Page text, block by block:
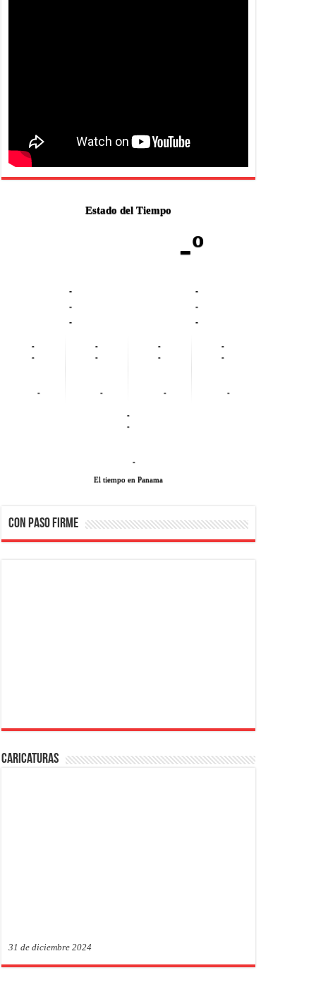
Estado del Tiempo
-º
-
-
-
-
-
-
-
-
-
-
-
-
-
-
-
-
-
-
-
-
-
El tiempo en Panama
CON PASO FIRME
Caricaturas
31 de diciembre 2024